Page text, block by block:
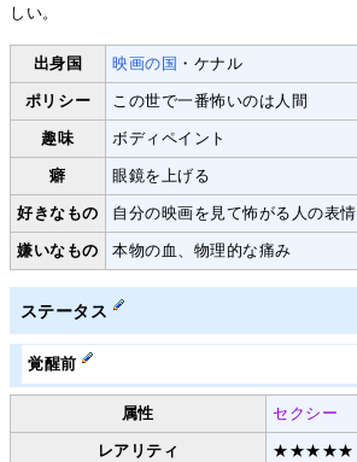
しい。
出身国 映画の国 ・ケナル
ポリシー この世で一番怖いのは人間
趣味 ボディペイント
癖 眼鏡を上げる
好きなもの 自分の映画を見て怖がる人の表情
嫌いなもの 本物の血、物理的な痛み
ステータス
覚醒前
属性 セクシー
レアリティ ★★★★★